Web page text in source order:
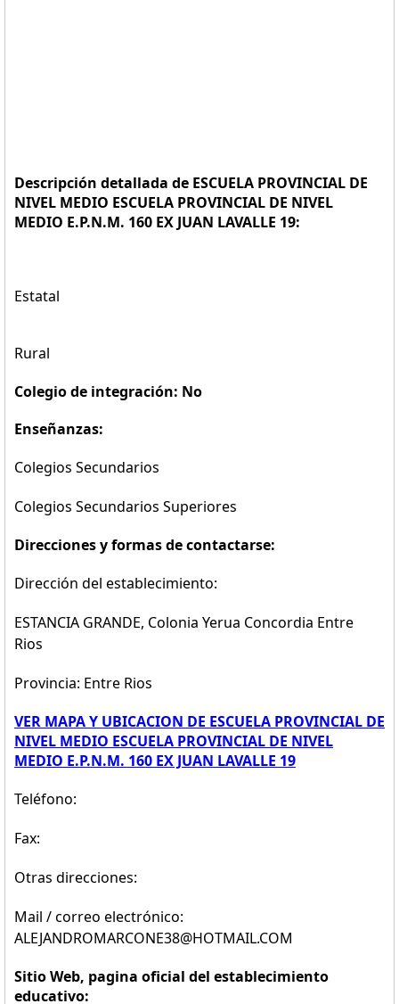
Descripción detallada de ESCUELA PROVINCIAL DE
NIVEL MEDIO ESCUELA PROVINCIAL DE NIVEL
MEDIO E.P.N.M. 160 EX JUAN LAVALLE 19:
Estatal
Rural
Colegio de integración: No
Enseñanzas:
Colegios Secundarios
Colegios Secundarios Superiores
Direcciones y formas de contactarse:
Dirección del establecimiento:
ESTANCIA GRANDE, Colonia Yerua Concordia Entre
Rios
Provincia: Entre Rios
VER MAPA Y UBICACION DE ESCUELA PROVINCIAL DE
NIVEL MEDIO ESCUELA PROVINCIAL DE NIVEL
MEDIO E.P.N.M. 160 EX JUAN LAVALLE 19
Teléfono:
Fax:
Otras direcciones:
Mail / correo electrónico:
ALEJANDROMARCONE38@HOTMAIL.COM
Sitio Web, pagina oficial del establecimiento
educativo: